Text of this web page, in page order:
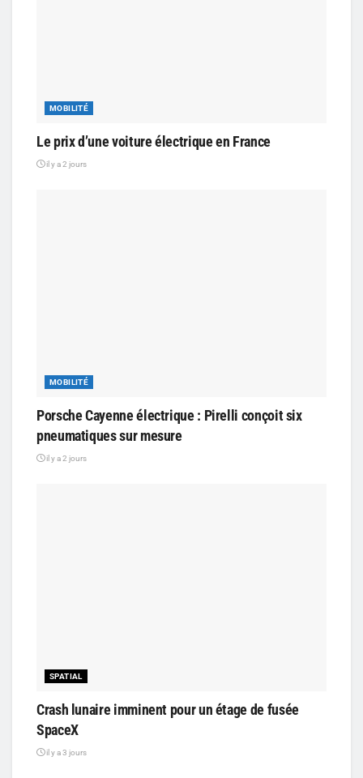
MOBILITÉ
Le prix d’une voiture électrique en France
il y a 2 jours
MOBILITÉ
Porsche Cayenne électrique : Pirelli conçoit six
pneumatiques sur mesure
il y a 2 jours
SPATIAL
Crash lunaire imminent pour un étage de fusée
SpaceX
il y a 3 jours